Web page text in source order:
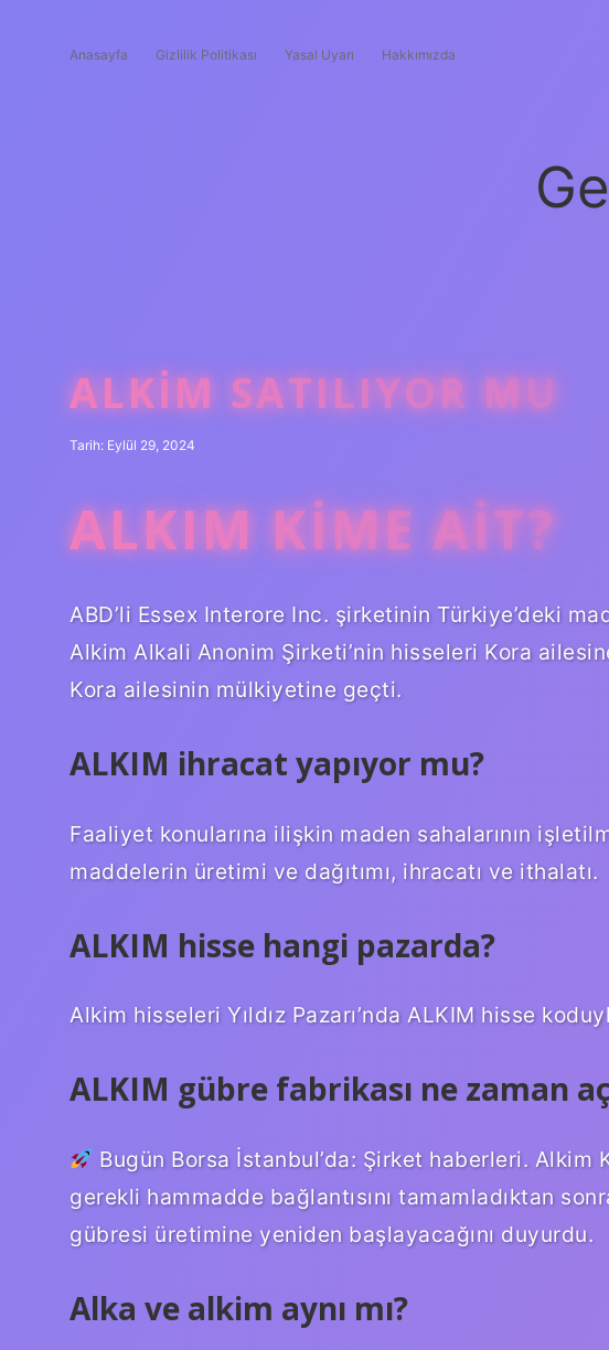
Anasayfa Gizlilik Politikası Yasal Uyarı Hakkımızda
ALKIM SATILIYOR MU
Tarih: Eylül 29, 2024
ALKIM KIME AIT?
ABD’li Essex Interore Inc. şirketinin Türkiye’deki
Alkim Alkali Anonim Şirketi’nin hisseleri Kora
Kora ailesinin mülkiyetine geçti.
ALKIM ihracat yapıyor mu?
Faaliyet konularına ilişkin maden sahalarının
maddelerin üretimi ve dağıtımı, ihracatı ve ithalatı.
ALKIM hisse hangi pazarda?
Alkim hisseleri Yıldız Pazarı’nda ALKIM hisse
ALKIM gübre fabrikası ne zaman
Bugün Borsa İstanbul’da: Şirket haberleri.
gerekli hammadde bağlantısını tamamladıktan
gübresi üretimine yeniden başlayacağını duyurdu.
Alka ve alkim aynı mı?